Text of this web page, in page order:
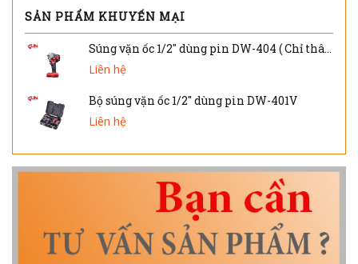
SẢN PHẨM KHUYẾN MẠI
Súng vặn ốc 1/2" dùng pin DW-404 ( Chỉ thân máy )
Liên hệ
Bộ súng vặn ốc 1/2" dùng pin DW-401V
Liên hệ